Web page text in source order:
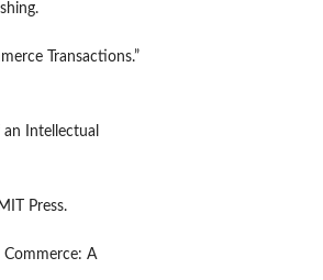
Transactions.”
Intellectual
Press.
Commerce: A